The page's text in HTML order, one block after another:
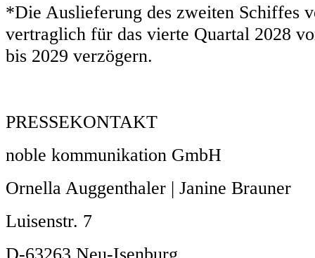
*Die Auslieferung des zweiten Schiffes
vertraglich für das vierte Quartal 2028
bis 2029 verzögern.
PRESSEKONTAKT
noble kommunikation GmbH
Ornella Auggenthaler | Janine Brauner
Luisenstr. 7
D-63263 Neu-Isenburg